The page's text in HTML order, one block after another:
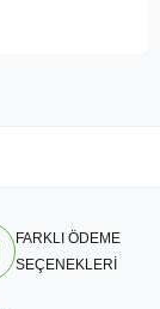
FARKLI ÖDEME
SEÇENEKLERİ